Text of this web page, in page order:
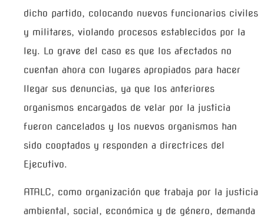
dicho partido, colocando nuevos funcionarios civiles
y militares, violando procesos establecidos por la
ley. Lo grave del caso es que los afectados no
cuentan ahora con lugares apropiados para hacer
llegar sus denuncias, ya que los anteriores
organismos encargados de velar por la justicia
fueron cancelados y los nuevos organismos han
sido cooptados y responden a directrices del
Ejecutivo.
ATALC, como organización que trabaja por la justicia
ambiental, social, económica y de género, demanda